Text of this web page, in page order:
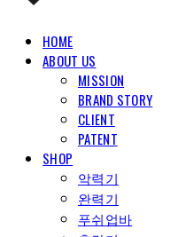
HOME
ABOUT US
MISSION
BRAND STORY
CLIENT
PATENT
SHOP
악력기
완력기
푸쉬업바